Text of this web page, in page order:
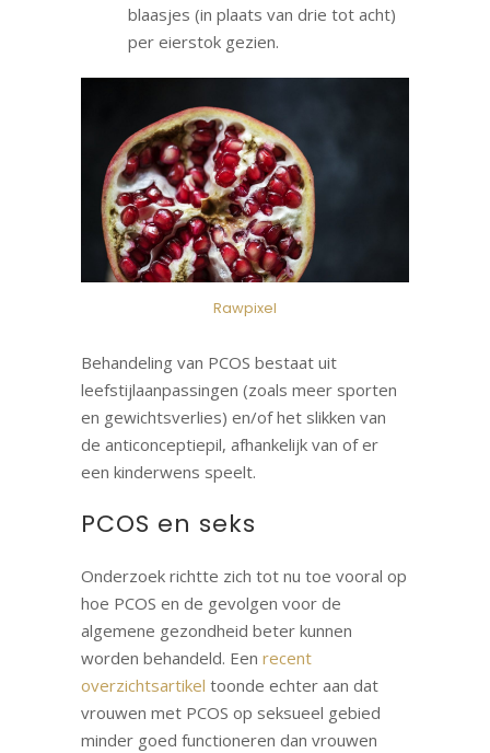
blaasjes (in plaats van drie tot acht)
per eierstok gezien.
Rawpixel
Behandeling van PCOS bestaat uit
leefstijlaanpassingen (zoals meer sporten
en gewichtsverlies) en/of het slikken van
de anticonceptiepil, afhankelijk van of er
een kinderwens speelt.
PCOS en seks
Onderzoek richtte zich tot nu toe vooral op
hoe PCOS en de gevolgen voor de
algemene gezondheid beter kunnen
worden behandeld. Een recent
overzichtsartikel toonde echter aan dat
vrouwen met PCOS op seksueel gebied
minder goed functioneren dan vrouwen